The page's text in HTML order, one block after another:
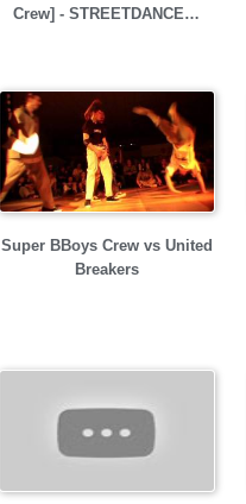
Crew] - STREETDANCE…
Super BBoys Crew vs United
Breakers